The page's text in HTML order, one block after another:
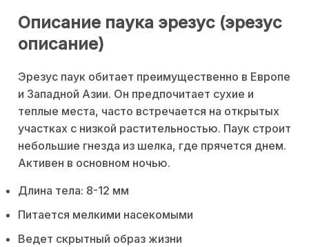
Описание паука эрезус (эрезус
описание)
Эрезус паук обитает преимущественно в Европе
и Западной Азии. Он предпочитает сухие и
теплые места, часто встречается на открытых
участках с низкой растительностью. Паук строит
небольшие гнезда из шелка, где прячется днем.
Активен в основном ночью.
Длина тела: 8-12 мм
Питается мелкими насекомыми
Ведет скрытный образ жизни